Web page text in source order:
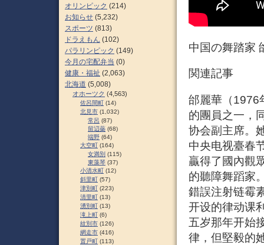
中国の舞踏家
関連記事
邰麗華（1976
的團員之一，
协会副主席。
中央电视臺春
贏得了國內觀
的聽障舞蹈家
錯誤注射链霉
开设的律动课
五岁那年开始
律，但堅毅的
オリンピック (214)
お知らせ (5,232)
スポーツ (813)
ドラえもん (102)
パラリンピック (149)
今月の宅配弁当 (0)
健康・福祉 (2,063)
北海道 (5,008)
オホーツク (4,563)
佐呂間町 (14)
北見市 (1,032)
常呂 (87)
留辺蘂 (68)
端野 (64)
大空町 (164)
女満別 (115)
東藻琴 (37)
小清水町 (12)
斜里町 (57)
津別町 (223)
清里町 (13)
湧別町 (13)
滝上町 (6)
紋別市 (126)
網走市 (416)
置戸町 (113)